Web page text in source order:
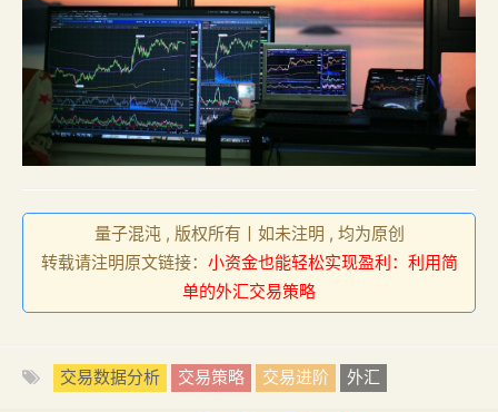
量子混沌 , 版权所有丨如未注明 , 均为原创
转载请注明原文链接： 小资金也能轻松实现盈利：利用简
单的外汇交易策略
交易数据分析 交易策略 交易进阶 外汇